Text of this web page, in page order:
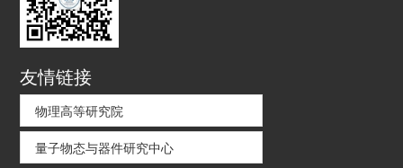
友情链接
物理高等研究院
量子物态与器件研究中心